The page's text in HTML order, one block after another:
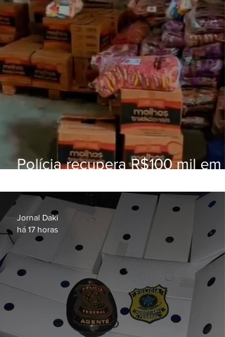
Polícia recupera R$100 mil em
Fluminense
Jornal Daki
há 17 horas